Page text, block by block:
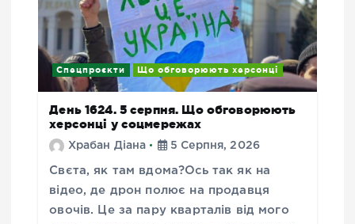
Спецпроєкти Що обговорюють херсонці
День 1624. 5 серпня. Що обговорюють
херсонці у соцмережах
Храбан Діана 5 Серпня, 2026
Свєта, як там вдома?Ось так як на
відео, де дрон полює на продавця
овочів. Це за пару кварталів від мого